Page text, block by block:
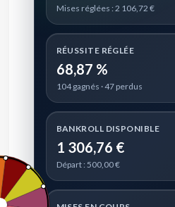
Mises réglées : 2 106,72 €
RÉUSSITE RÉGLÉE
68,87 %
104 gagnés · 47 perdus
BANKROLL DISPONIBLE
1 306,76 €
Départ : 500,00 €